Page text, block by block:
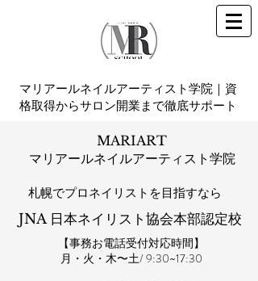
マリアールネイルアーティスト学院｜資
格取得からサロン開業まで徹底サポート
MARIART
マリアールネイルアーティスト学院
札幌​でプロネイリストを目指すなら
JNA 日本ネイリスト協会本部認定校
【事務お電話受付対応時間】
​月・火・木〜土/ 9:30~17:30